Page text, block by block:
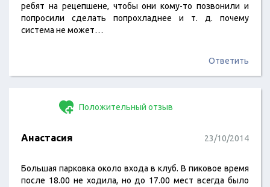
ребят на рецепшене, чтобы они кому-то позвонили и
попросили сделать попрохладнее и т. д. почему
система не может…
Ответить
Положительный отзыв
Анастасия 23/10/2014
Большая парковка около входа в клуб. В пиковое время
после 18.00 не ходила, но до 17.00 мест всегда было